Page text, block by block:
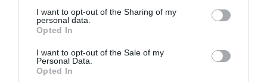
I want to opt-out of the Sharing of my
personal data.
Opted In
I want to opt-out of the Sale of my
Personal Data.
Opted In
Continuer sur Route de la Télécabine 0,3 km
Tourner à gauche
Au rond-point, prendre la 1resortie
Route des Ecluses
Continuer de suivre Route de Siviez
0,4 km
Données cartographiques
partir de Haute-